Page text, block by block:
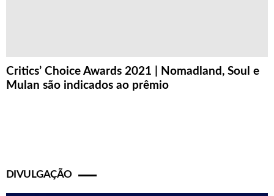
Critics’ Choice Awards 2021 | Nomadland, Soul e
Mulan são indicados ao prêmio
DIVULGAÇÃO